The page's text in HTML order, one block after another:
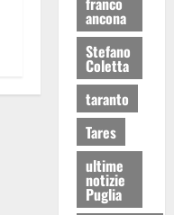
ancona
Stefano
Coletta
taranto
Tares
ultime
notizie
Puglia